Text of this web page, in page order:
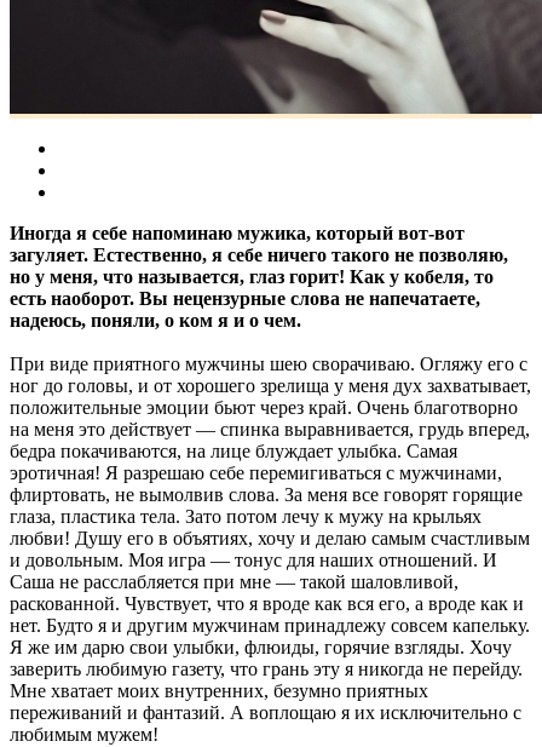
Иногда я себе напоминаю мужика, который вот-вот
загуляет. Естественно, я себе ничего такого не позволяю,
но у меня, что называется, глаз горит! Как у кобеля, то
есть наоборот. Вы нецензурные слова не напечатаете,
надеюсь, поняли, о ком я и о чем.
При виде приятного мужчины шею сворачиваю. Огляжу его с
ног до головы, и от хорошего зрелища у меня дух захватывает,
положительные эмоции бьют через край. Очень благотворно
на меня это действует — спинка выравнивается, грудь вперед,
бедра покачиваются, на лице блуждает улыбка. Самая
эротичная! Я разрешаю себе перемигиваться с мужчинами,
флиртовать, не вымолвив слова. За меня все говорят горящие
глаза, пластика тела. Зато потом лечу к мужу на крыльях
любви! Душу его в объятиях, хочу и делаю самым счастливым
и довольным. Моя игра — тонус для наших отношений. И
Саша не расслабляется при мне — такой шаловливой,
раскованной. Чувствует, что я вроде как вся его, а вроде как и
нет. Будто я и другим мужчинам принадлежу совсем капельку.
Я же им дарю свои улыбки, флюиды, горячие взгляды. Хочу
заверить любимую газету, что грань эту я никогда не перейду.
Мне хватает моих внутренних, безумно приятных
переживаний и фантазий. А воплощаю я их исключительно с
любимым мужем!